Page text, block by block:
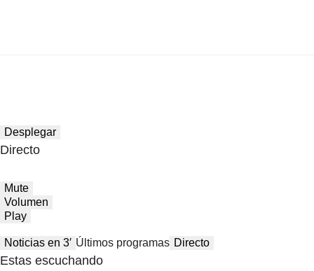
Desplegar
Directo
Mute
Volumen
Play
Noticias en 3′ Últimos programas Directo
Estas escuchando